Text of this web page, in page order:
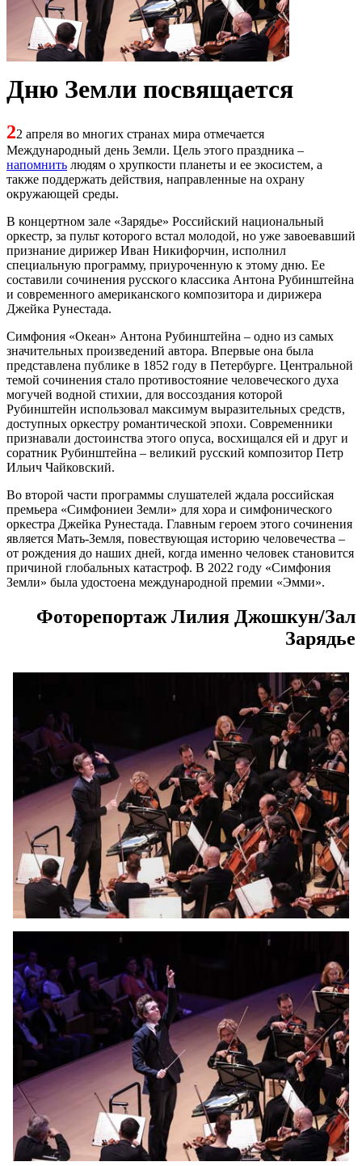
Дню Земли посвящается
22 апреля во многих странах мира отмечается
Международный день Земли. Цель этого праздника –
напомнить людям о хрупкости планеты и ее экосистем, а
также поддержать действия, направленные на охрану
окружающей среды.
В концертном зале «Зарядье» Российский национальный
оркестр, за пульт которого встал молодой, но уже завоевавший
признание дирижер Иван Никифорчин, исполнил
специальную программу, приуроченную к этому дню. Ее
составили сочинения русского классика Антона Рубинштейна
и современного американского композитора и дирижера
Джейка Рунестада.
Симфония «Океан» Антона Рубинштейна – одно из самых
значительных произведений автора. Впервые она была
представлена публике в 1852 году в Петербурге. Центральной
темой сочинения стало противостояние человеческого духа
могучей водной стихии, для воссоздания которой
Рубинштейн использовал максимум выразительных средств,
доступных оркестру романтической эпохи. Современники
признавали достоинства этого опуса, восхищался ей и друг и
соратник Рубинштейна – великий русский композитор Петр
Ильич Чайковский.
Во второй части программы слушателей ждала российская
премьера «Симфониеи Земли» для хора и симфонического
оркестра Джейка Рунестада. Главным героем этого сочинения
является Мать-Земля, повествующая историю человечества –
от рождения до наших дней, когда именно человек становится
причиной глобальных катастроф. В 2022 году «Симфония
Земли» была удостоена международной премии «Эмми».
Фоторепортаж Лилия Джошкун/Зал
Зарядье